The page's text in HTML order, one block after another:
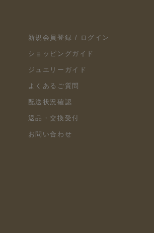
新規会員登録 / ログイン
ショッピングガイド
ジュエリーガイド
よくあるご質問
配送状況確認
返品・交換受付
お問い合わせ